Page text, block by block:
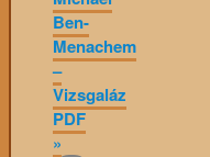
Ben-
Menachem
–
Vizsgaláz
PDF
»